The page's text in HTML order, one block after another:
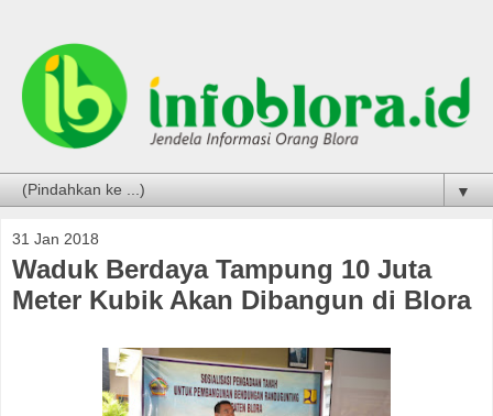
▼
31 Jan 2018
Waduk Berdaya Tampung 10 Juta
Meter Kubik Akan Dibangun di Blora